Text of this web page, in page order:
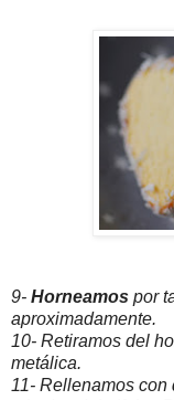
9- Horneamos por
aproximadamente.
10- Retiramos del
metálica.
11- Rellenamos con